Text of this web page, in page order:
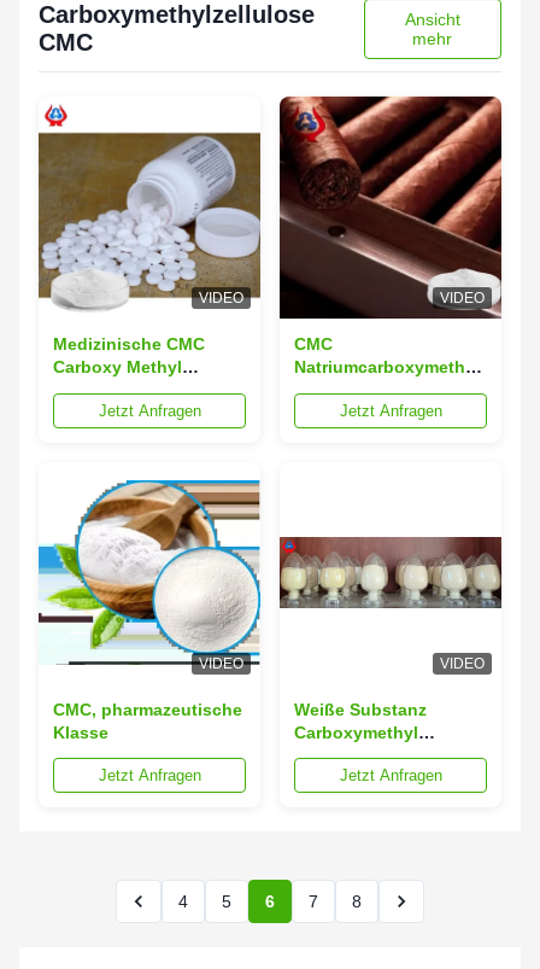
Carboxymethylzellulose
CMC
Ansicht
mehr
VIDEO
Medizinische CMC
Carboxy Methyl
Cellulose Pulver CAS-
Nr. 9004-32-4
Jetzt Anfragen
VIDEO
CMC
Natriumcarboxymethyl
Cellulose E466 für
Baupulver und Farben
Jetzt Anfragen
VIDEO
CMC, pharmazeutische
Klasse
Jetzt Anfragen
VIDEO
Weiße Substanz
Carboxymethyl
Cellulose CMC
Herstellung in
Jetzt Anfragen
4 5 6 7 8